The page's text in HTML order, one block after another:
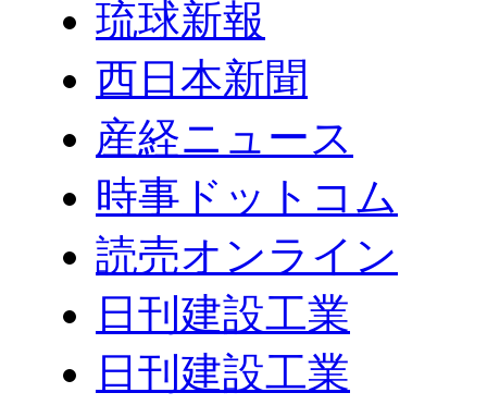
琉球新報
西日本新聞
産経ニュース
時事ドットコム
読売オンライン
日刊建設工業
日刊建設工業